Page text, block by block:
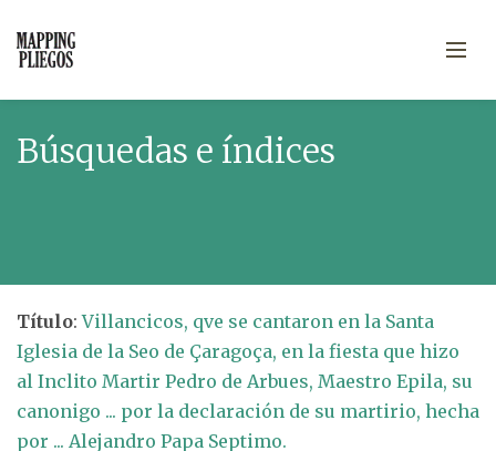
Búsquedas e índices
Título:Villancicos, qve se cantaron en la Santa
Iglesia de la Seo de Çaragoça, en la fiesta que hizo
al Inclito Martir Pedro de Arbues, Maestro Epila, su
canonigo ... por la declaración de su martirio, hecha
por ... Alejandro Papa Septimo.